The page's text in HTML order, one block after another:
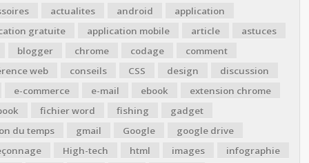
actualites android
application
gratuite
application mobile article
astuces
blogger
chrome codage
comment
web
conseils CSS design
discussion
e-commerce
e-mail ebook
extension chrome
fichier word fishing
gadget
du temps
gmail Google
google drive
High-tech html images
infographie